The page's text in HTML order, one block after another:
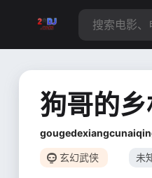
狗哥的
玄幻武侠 未